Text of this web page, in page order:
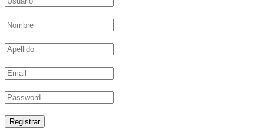
Registrar